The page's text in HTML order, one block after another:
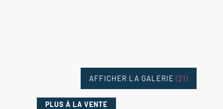
PLUS À LA VENTE
AFFICHER LA GALERIE (21)